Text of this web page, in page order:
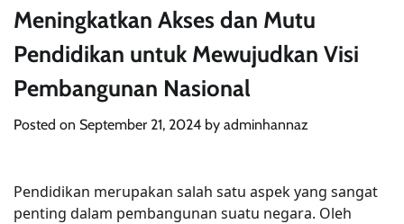
Meningkatkan Akses dan Mutu
Pendidikan untuk Mewujudkan Visi
Pembangunan Nasional
Posted on September 21, 2024 by adminhannaz
Pendidikan merupakan salah satu aspek yang sangat
penting dalam pembangunan suatu negara. Oleh